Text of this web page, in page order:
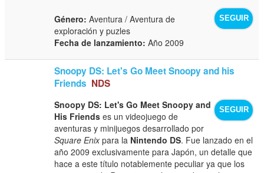
SEGUIR
Género: Aventura / Aventura de
exploración y puzles
Fecha de lanzamiento: Año 2009
Snoopy DS: Let's Go Meet Snoopy and his
Friends NDS
SEGUIR
Snoopy DS: Let's Go Meet Snoopy and
His Friends es un videojuego de
aventuras y minijuegos desarrollado por
Square Enixpara la Nintendo DS. Fue lanzado en el
año 2009 exclusivamente para Japón, un detalle que
hace a este título notablemente peculiar ya que los